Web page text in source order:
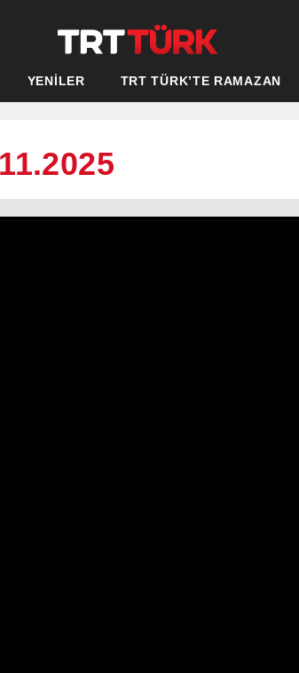
YENİLER TRT TÜRK’TE RAMAZAN